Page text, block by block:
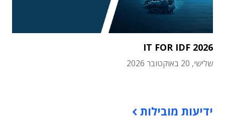
IT FOR IDF 2026
שלישי, 20 באוקטובר 2026
ידיעות מובילות